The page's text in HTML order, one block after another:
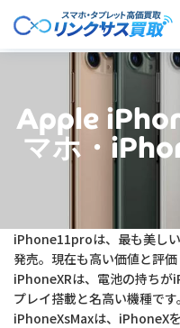
Apple
マホ・
iPhone11proは、最も美し
発売。現在も高い価値と評価
iPhoneXRは、電池の持ちが
プレイ搭載と名高い機種です。
iPhoneXsMaxは、iPhoneX